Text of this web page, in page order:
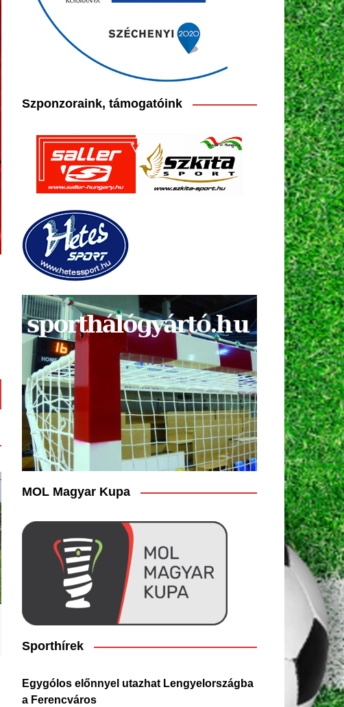
Szponzoraink, támogatóink
MOL Magyar Kupa
Sporthírek
Egygólos előnnyel utazhat Lengyelországba
a Ferencváros